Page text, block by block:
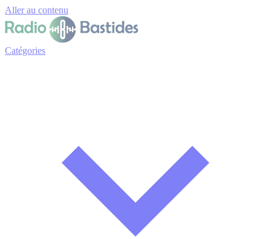
Aller au contenu
Catégories
Panneau de gestion des cookies